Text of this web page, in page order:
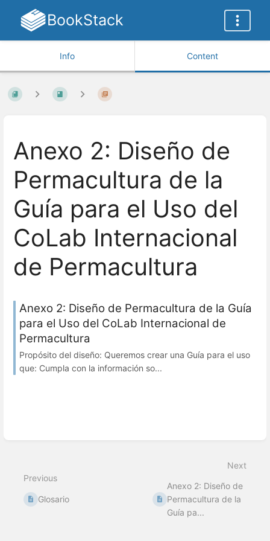
BookStack
Info Content
Anexo 2: Diseño de
Permacultura de la
Guía para el Uso del
CoLab Internacional
de Permacultura
Anexo 2: Diseño de Permacultura de la Guía
para el Uso del CoLab Internacional de
Permacultura
Propósito del diseño: Queremos crear una Guía para el uso
que: Cumpla con la información so...
Previous
Glosario
Next
Anexo 2: Diseño de
Permacultura de la
Guía pa...